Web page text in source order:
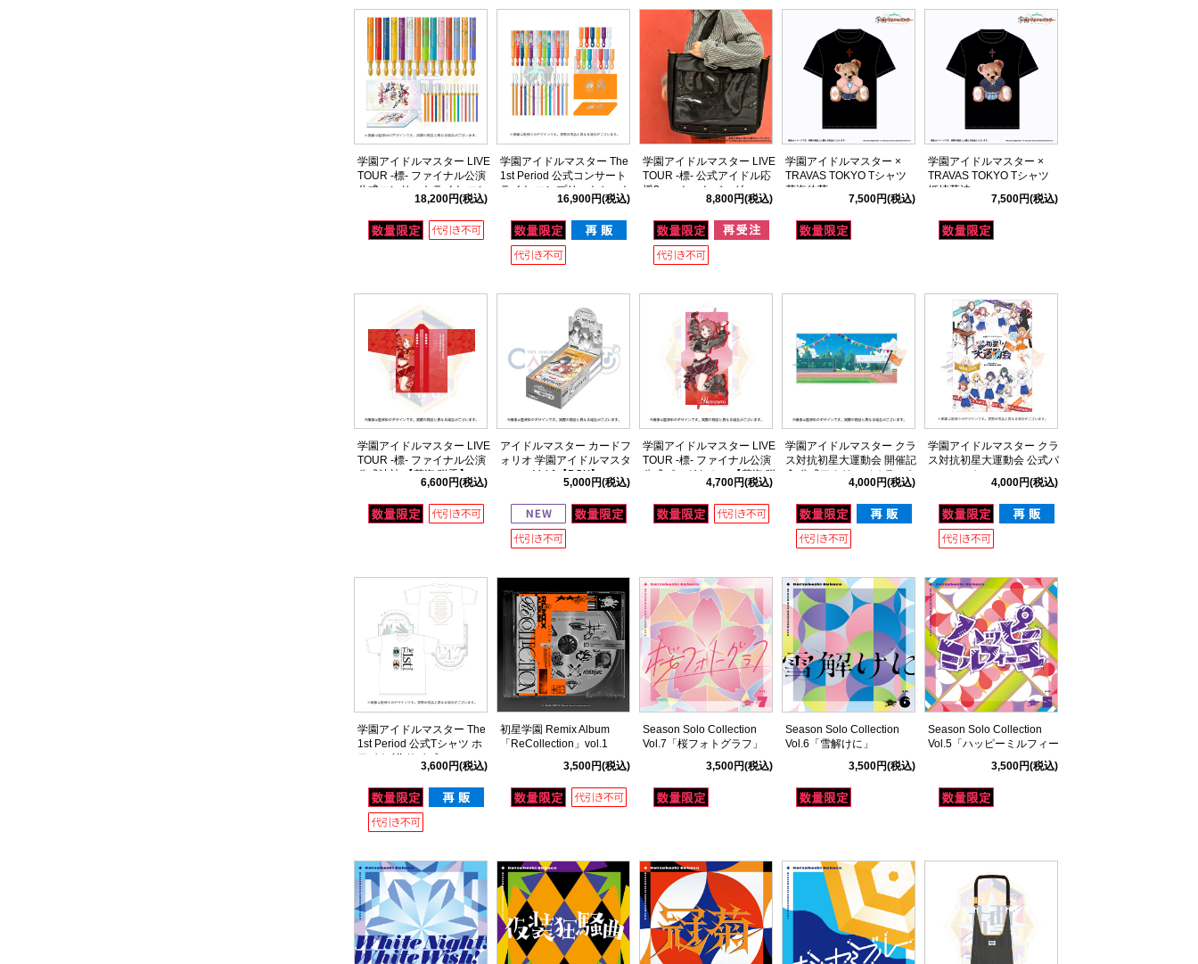
学園アイドルマスター LIVE
TOUR -標- ファイナル公演
公式コンサートライト コン
プリートセット18,200円(税込)
学園アイドルマスター The
1st Period 公式コンサート
ライト コンプリートセット
16,900円(税込)
学園アイドルマスター LIVE
TOUR -標- 公式アイドル応
援3wayトートバッグ
8,800円(税込)
学園アイドルマスター ×
TRAVAS TOKYO Tシャツ
花海佑芽
7,500円(税込)
学園アイドルマスター ×
TRAVAS TOKYO Tシャツ
姫崎莉波
7,500円(税込)
学園アイドルマスター LIVE
TOUR -標- ファイナル公演
公式法被 【花海 咲季】
6,600円(税込)
アイドルマスター カードフ
ォリオ 学園アイドルマスタ
ー ver. Vol.1【BOX】
5,000円(税込)
学園アイドルマスター LIVE
TOUR -標- ファイナル公演
公式ビッグタオル 【花海 咲
4,700円(税込)
学園アイドルマスター クラ
ス対抗初星大運動会 開催記
念 公式アクリルジオラマキ
4,000円(税込)
学園アイドルマスター クラ
ス対抗初星大運動会 公式パ
ンフレット
4,000円(税込)
学園アイドルマスター The
1st Period 公式Tシャツ ホ
ワイト XLサイズ
3,600円(税込)
初星学園 Remix Album
「ReCollection」vol.1
3,500円(税込)
Season Solo Collection
Vol.7「桜フォトグラフ」
3,500円(税込)
Season Solo Collection
Vol.6「雪解けに」
3,500円(税込)
Season Solo Collection
Vol.5「ハッピーミルフィー
3,500円(税込)